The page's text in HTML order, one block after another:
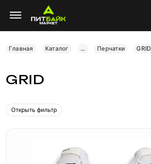
Главная Каталог ... Перчатки GRID
GRID
Открыть фильтр